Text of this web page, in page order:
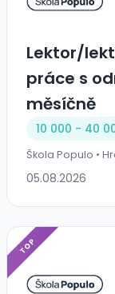
Lektor/
práce s
měsíčně
10 000 - 40
Škola Populo •
05.08.2026
TOP